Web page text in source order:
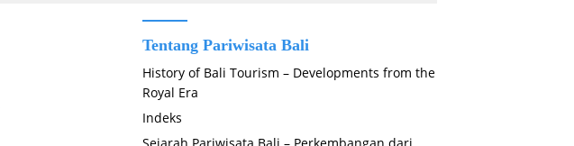
Tentang Pariwisata Bali
History of Bali Tourism – Developments from the
Royal Era
Indeks